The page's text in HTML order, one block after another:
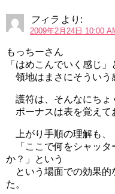
フィラ より:
2009年2月24日 10:00
もっちーさん
「はめこんでいく感じ
領地はまさにそういう
護符は、そんなにちょ
ボーナスは表を覚えて
上がり手順の理解も、
「ここで何をシャッタ
か？」という
という場面での効果的
た。